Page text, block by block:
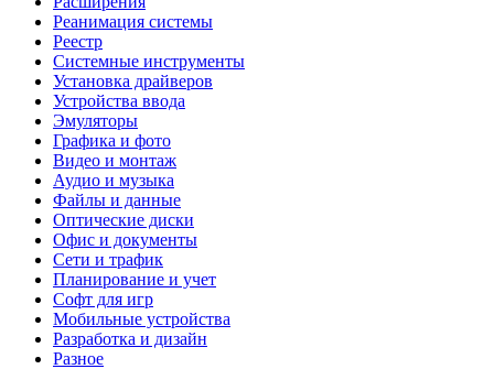
Реанимация системы
Реестр
Системные инструменты
Установка драйверов
Устройства ввода
Эмуляторы
Графика и фото
Видео и монтаж
Аудио и музыка
Файлы и данные
Оптические диски
Офис и документы
Сети и трафик
Планирование и учет
Софт для игр
Мобильные устройства
Разработка и дизайн
Разное